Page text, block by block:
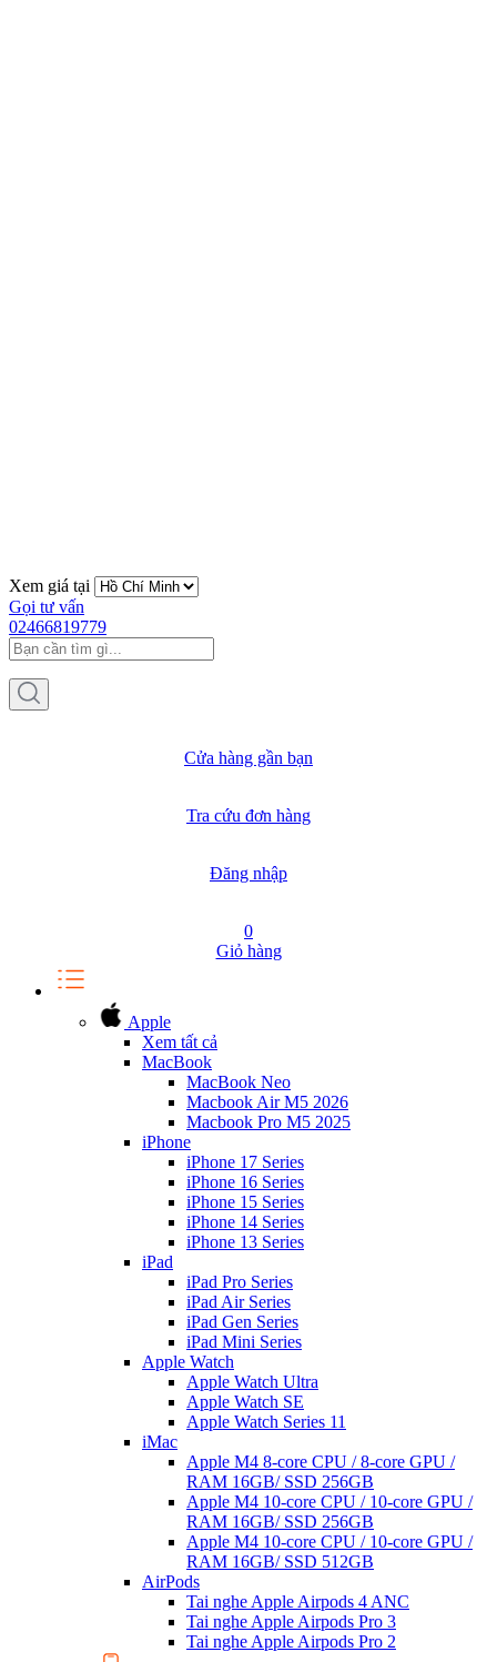
Xem giá tại
Gọi tư vấn
02466819779
Cửa hàng gần bạn
Tra cứu đơn hàng
Đăng nhập
0
Giỏ hàng
Apple
Xem tất cả
MacBook
MacBook Neo
Macbook Air M5 2026
Macbook Pro M5 2025
iPhone
iPhone 17 Series
iPhone 16 Series
iPhone 15 Series
iPhone 14 Series
iPhone 13 Series
iPad
iPad Pro Series
iPad Air Series
iPad Gen Series
iPad Mini Series
Apple Watch
Apple Watch Ultra
Apple Watch SE
Apple Watch Series 11
iMac
Apple M4 8-core CPU / 8-core GPU /
RAM 16GB/ SSD 256GB
Apple M4 10-core CPU / 10-core GPU /
RAM 16GB/ SSD 256GB
Apple M4 10-core CPU / 10-core GPU /
RAM 16GB/ SSD 512GB
AirPods
Tai nghe Apple Airpods 4 ANC
Tai nghe Apple Airpods Pro 3
Tai nghe Apple Airpods Pro 2